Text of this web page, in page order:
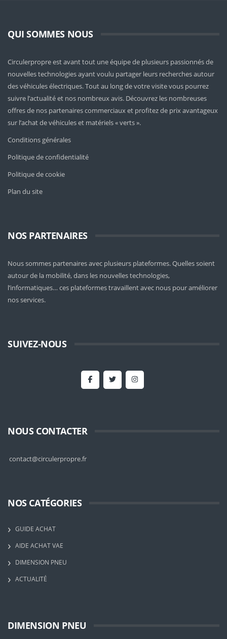
QUI SOMMES NOUS
Circulerpropre est avant tout une équipe de plusieurs passionnés de
nouvelles technologies ayant voulu partager leurs recherches autour
des véhicules électriques. Tout au long de votre visite vous pourrez
suivre l’actualité et nos nombreux avis. Découvrez les nombreuses
offres de nos partenaires commerciaux et profitez de prix avantageux
sur l’achat de véhicules et matériels « verts ».
Conditions générales
Politique de confidentialité
Politique de cookie
Plan du site
NOS PARTENAIRES
Nous sommes partenaires avec plusieurs plateformes. Quelles soient
autour de la mobilité, dans les nouvelles technologies,
l’informatiques… ces plateformes travaillent avec nous pour améliorer
nos services.
SUIVEZ-NOUS
NOUS CONTACTER
contact@circulerpropre.fr
NOS CATÉGORIES
GUIDE ACHAT
AIDE ACHAT VAE
DIMENSION PNEU
ACTUALITÉ
DIMENSION PNEU